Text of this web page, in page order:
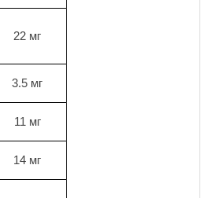
22 мг
3.5 мг
11 мг
14 мг